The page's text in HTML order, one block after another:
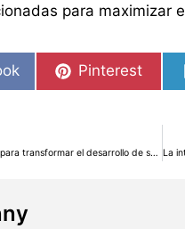
para maximizar
Pinterest
Mistral Code: la nueva propuesta de Mistral AI para transformar el desarrollo de software empresarial con inteligencia artificial